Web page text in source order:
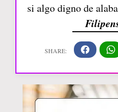
si algo digno de